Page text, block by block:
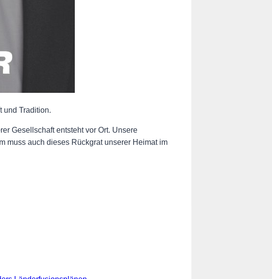
und Tradition.
Gesellschaft entsteht vor Ort. Unsere
muss auch dieses Rückgrat unserer Heimat im